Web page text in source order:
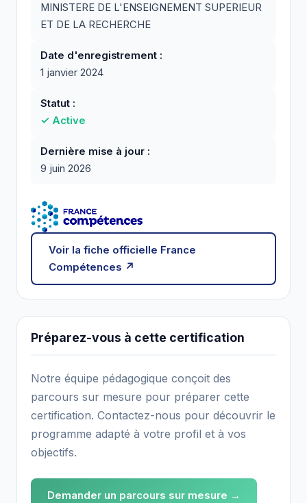
MINISTERE DE L'ENSEIGNEMENT SUPERIEUR
ET DE LA RECHERCHE
Date d'enregistrement :
1 janvier 2024
Statut :
✓ Active
Dernière mise à jour :
9 juin 2026
Voir la fiche officielle France
Compétences ↗
Préparez-vous à cette certification
Notre équipe pédagogique conçoit des
parcours sur mesure pour préparer cette
certification. Contactez-nous pour découvrir le
programme adapté à votre profil et à vos
objectifs.
Demander un parcours sur mesure →